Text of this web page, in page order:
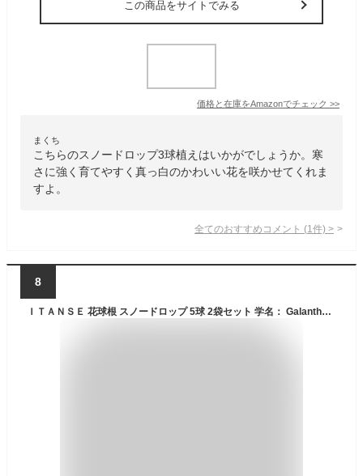
この商品をサイトでみる
価格と在庫をAmazonでチェック >>
まくち
こちらのスノードロップ3球植えはいかがでしょうか。寒
さに強く育てやすく真っ白のかわいい花を咲かせてくれま
すよ。
全てのおすすめコメント (1 件) >
8
ＩＴＡＮＳＥ 花球根 スノードロップ 5球 2袋セット 学名： Galanthus elwesii タイプ： ヒガンバナ科 ガランサス属 別名： 待雪草 (マツユキソウ) 開花時期が2～3月 早春の訪れを知らせてくれる可憐な花が特徴 花色は純白 群生させるととても素敵